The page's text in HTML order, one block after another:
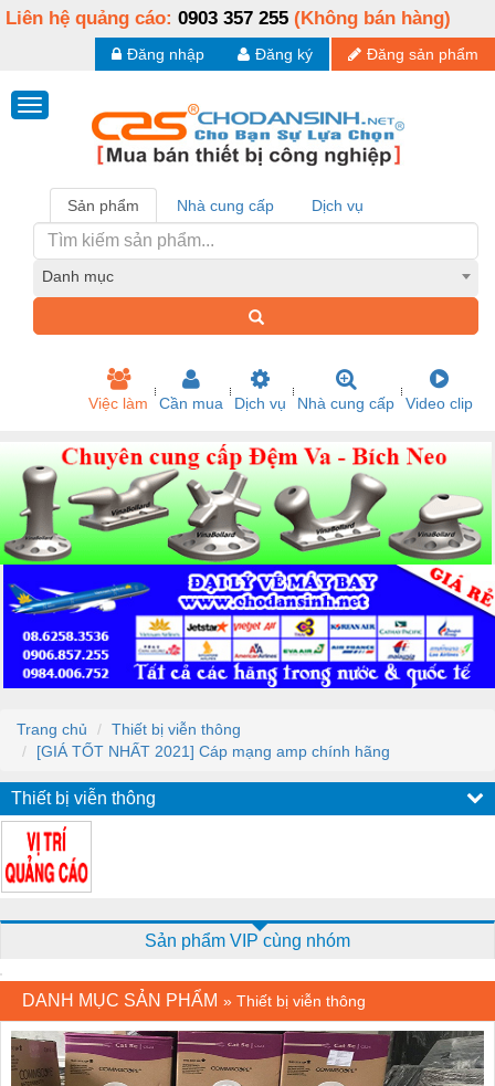
Liên hệ quảng cáo: 0903 357 255 (Không bán hàng)
Đăng sản phẩm
Đăng ký
Đăng nhập
Sản phẩm Nhà cung cấp Dịch vụ
Danh mục
Việc làm Cần mua Dịch vụ Nhà cung cấp Video clip
Trang chủ
Thiết bị viễn thông
[GIÁ TỐT NHẤT 2021] Cáp mạng amp chính hãng
Thiết bị viễn thông
Sản phẩm VIP cùng nhóm
DANH MỤC SẢN PHẨM » Thiết bị viễn thông